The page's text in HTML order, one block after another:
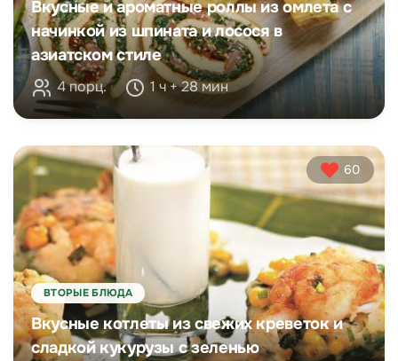
Вкусные и ароматные роллы из омлета с
начинкой из шпината и лосося в
азиатском стиле
4 порц. 1 ч + 28 мин
60
ВТОРЫЕ БЛЮДА
Вкусные котлеты из свежих креветок и
сладкой кукурузы с зеленью